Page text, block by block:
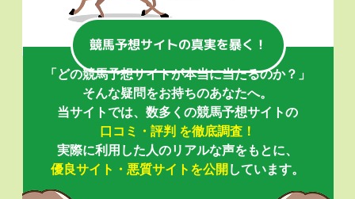
「どの競馬予想サイトが本当に当たるのか？」
そんな疑問をお持ちのあなたへ。
当サイトでは、数多くの競馬予想サイトの
口コミ・評判 を徹底調査！
実際に利用した人のリアルな声をもとに、
優良サイト・悪質サイトを公開しています。